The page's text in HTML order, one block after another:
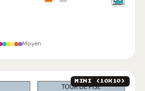
Moyen
MINI (10X10)